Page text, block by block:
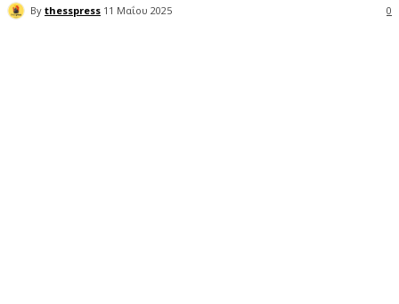
By thesspress 11 Μαΐου 2025 0